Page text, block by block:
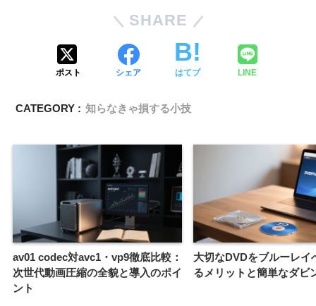
SHARE
ポスト シェア はてブ LINE
CATEGORY : 知らなきゃ損する小技
av01 codec対avc1・vp9徹底比較：
次世代動画圧縮の全貌と導入のポイ
ント
大切なDVDをブルーレイ
るメリットと簡単なダビ